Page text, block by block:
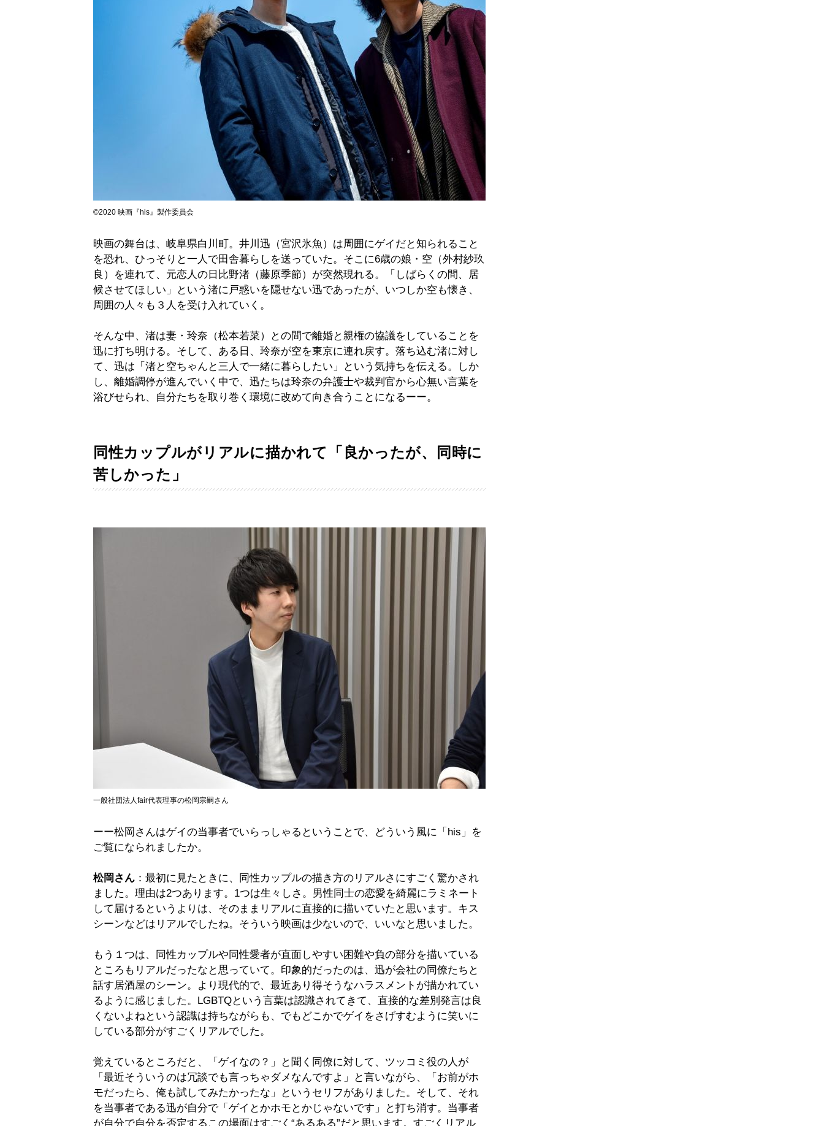
©2020 映画『his』製作委員会
映画の舞台は、岐阜県白川町。井川迅（宮沢氷魚）は周囲にゲイだと知られること
を恐れ、ひっそりと一人で田舎暮らしを送っていた。そこに6歳の娘・空（外村紗玖
良）を連れて、元恋人の日比野渚（藤原季節）が突然現れる。「しばらくの間、居
候させてほしい」という渚に戸惑いを隠せない迅であったが、いつしか空も懐き、
周囲の人々も３人を受け入れていく。
そんな中、渚は妻・玲奈（松本若菜）との間で離婚と親権の協議をしていることを
迅に打ち明ける。そして、ある日、玲奈が空を東京に連れ戻す。落ち込む渚に対し
て、迅は「渚と空ちゃんと三人で一緒に暮らしたい」という気持ちを伝える。しか
し、離婚調停が進んでいく中で、迅たちは玲奈の弁護士や裁判官から心無い言葉を
浴びせられ、自分たちを取り巻く環境に改めて向き合うことになるーー。
同性カップルがリアルに描かれて「良かったが、同時に
苦しかった」
一般社団法人fair代表理事の松岡宗嗣さん
ーー松岡さんはゲイの当事者でいらっしゃるということで、どういう風に「his」を
ご覧になられましたか。
松岡さん ：最初に見たときに、同性カップルの描き方のリアルさにすごく驚かされ
ました。理由は2つあります。1つは生々しさ。男性同士の恋愛を綺麗にラミネート
して届けるというよりは、そのままリアルに直接的に描いていたと思います。キス
シーンなどはリアルでしたね。そういう映画は少ないので、いいなと思いました。
もう１つは、同性カップルや同性愛者が直面しやすい困難や負の部分を描いている
ところもリアルだったなと思っていて。印象的だったのは、迅が会社の同僚たちと
話す居酒屋のシーン。より現代的で、最近あり得そうなハラスメントが描かれてい
るように感じました。LGBTQという言葉は認識されてきて、直接的な差別発言は良
くないよねという認識は持ちながらも、でもどこかでゲイをさげすむように笑いに
している部分がすごくリアルでした。
覚えているところだと、「ゲイなの？」と聞く同僚に対して、ツッコミ役の人が
「最近そういうのは冗談でも言っちゃダメなんですよ」と言いながら、「お前がホ
モだったら、俺も試してみたかったな」というセリフがありました。そして、それ
を当事者である迅が自分で「ゲイとかホモとかじゃないです」と打ち消す。当事者
が自分で自分を否定するこの場面はすごく“あるある”だと思います。すごくリアル